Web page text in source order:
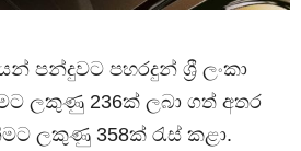
පන්දුවට පහරදුන් ශ්‍රී ලංකා
ලකුණු 236ක් ලබා ගත් අතර
ලකුණු 358ක් රැස් කළා.